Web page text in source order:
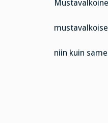
niin kuin